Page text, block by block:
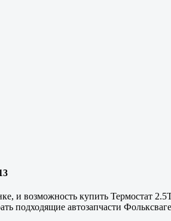
и возможность купить Термостат
подходящие автозапчасти